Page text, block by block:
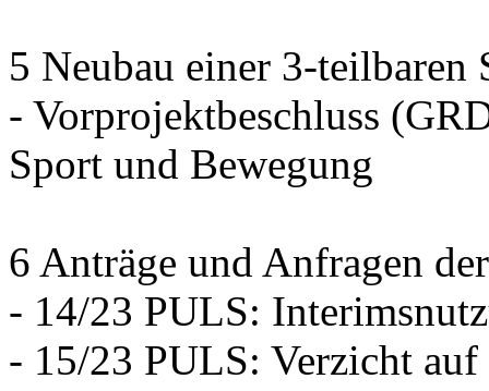
5 Neubau einer 3-teilbaren
- Vorprojektbeschluss
Sport und Bewegung
6 Anträge und Anfragen
- 14/23 PULS:
- 15/23 PULS: Verzicht